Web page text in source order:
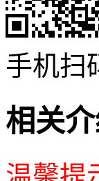
手机扫
相关